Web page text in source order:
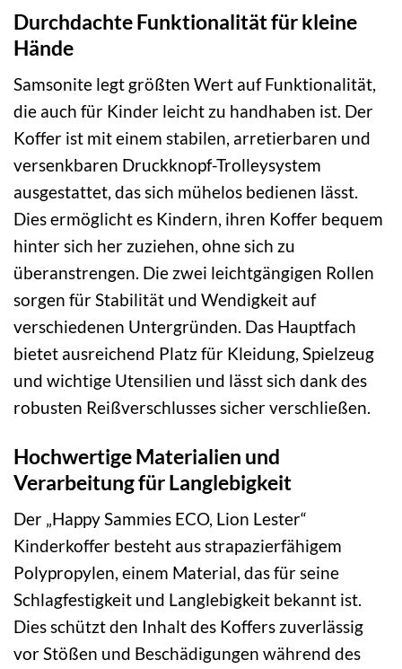
Durchdachte Funktionalität für kleine
Hände
Samsonite legt größten Wert auf Funktionalität,
die auch für Kinder leicht zu handhaben ist. Der
Koffer ist mit einem stabilen, arretierbaren und
versenkbaren Druckknopf-Trolleysystem
ausgestattet, das sich mühelos bedienen lässt.
Dies ermöglicht es Kindern, ihren Koffer bequem
hinter sich her zuziehen, ohne sich zu
überanstrengen. Die zwei leichtgängigen Rollen
sorgen für Stabilität und Wendigkeit auf
verschiedenen Untergründen. Das Hauptfach
bietet ausreichend Platz für Kleidung, Spielzeug
und wichtige Utensilien und lässt sich dank des
robusten Reißverschlusses sicher verschließen.
Hochwertige Materialien und
Verarbeitung für Langlebigkeit
Der „Happy Sammies ECO, Lion Lester“
Kinderkoffer besteht aus strapazierfähigem
Polypropylen, einem Material, das für seine
Schlagfestigkeit und Langlebigkeit bekannt ist.
Dies schützt den Inhalt des Koffers zuverlässig
vor Stößen und Beschädigungen während des